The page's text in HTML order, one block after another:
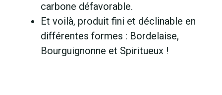
carbone défavorable.
Et voilà, produit fini et déclinable en
différentes formes : Bordelaise,
Bourguignonne et Spiritueux !